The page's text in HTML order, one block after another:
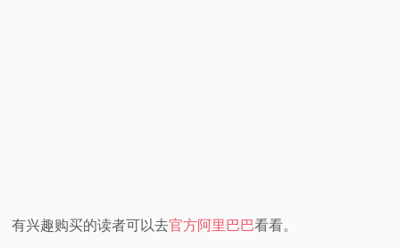
有兴趣购买的读者可以去官方阿里巴巴看看。